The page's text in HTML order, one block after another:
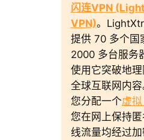
闪连VPN
VPN)。
提供 70 多个国
2000 多台服务
使用它突破地
全球互联网内
您分配一个虚
您在网上保持
线流量均经过加